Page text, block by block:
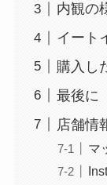
内観の
イート
購入し
最後に
店舗情
マ